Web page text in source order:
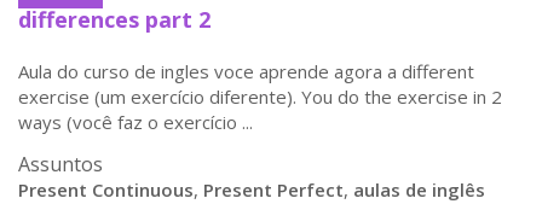
differences part 2
Aula do curso de ingles voce aprende agora a different
exercise (um exercício diferente). You do the exercise in 2
ways (você faz o exercício ...
Assuntos
Present Continuous, Present Perfect, aulas de inglês